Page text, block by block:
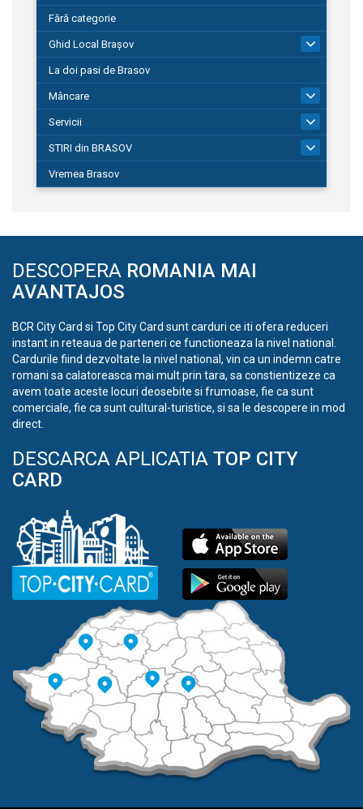
Fără categorie
Ghid Local Brașov
La doi pasi de Brasov
Mâncare
Servicii
STIRI din BRASOV
Vremea Brasov
DESCOPERA ROMANIA MAI
AVANTAJOS
BCR City Card si Top City Card sunt carduri ce iti ofera reduceri
instant in reteaua de parteneri ce functioneaza la nivel national.
Cardurile fiind dezvoltate la nivel national, vin ca un indemn catre
romani sa calatoreasca mai mult prin tara, sa constientizeze ca
avem toate aceste locuri deosebite si frumoase, fie ca sunt
comerciale, fie ca sunt cultural-turistice, si sa le descopere in mod
direct.
DESCARCA APLICATIA TOP CITY
CARD